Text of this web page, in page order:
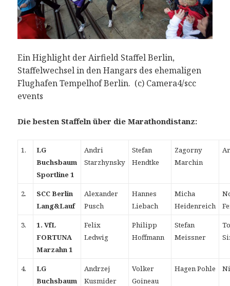
Ein Highlight der Airfield Staffel Berlin,
Staffelwechsel in den Hangars des ehemaligen
Flughafen Tempelhof Berlin. (c) Camera4/scc
events
Die besten Staffeln über die Marathondistanz:
1.
LG
Buchsbaum
Sportline 1
Andri
Starzhynsky
Stefan
Hendtke
Zagorny
Marchin
2.
SCC Berlin
Lang&Lauf
Alexander
Pusch
Hannes
Liebach
Micha
Heidenreich
3.
1. VfL
FORTUNA
Marzahn 1
Felix
Ledwig
Philipp
Hoffmann
Stefan
Meissner
4.
LG
Buchsbaum
Andrzej
Kusmider
Volker
Goineau
Hagen Pohle